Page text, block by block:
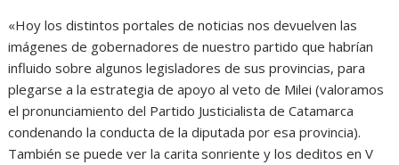
«Hoy los distintos portales de noticias nos devuelven las
imágenes de gobernadores de nuestro partido que habrían
influido sobre algunos legisladores de sus provincias, para
plegarse a la estrategia de apoyo al veto de Milei (valoramos
el pronunciamiento del Partido Justicialista de Catamarca
condenando la conducta de la diputada por esa provincia).
También se puede ver la carita sonriente y los deditos en V